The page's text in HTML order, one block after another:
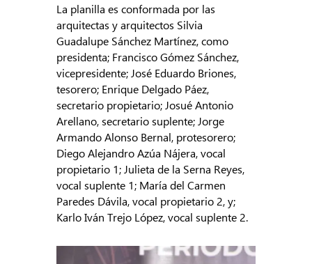
La planilla es conformada por las
arquitectas y arquitectos Silvia
Guadalupe Sánchez Martínez, como
presidenta; Francisco Gómez Sánchez,
vicepresidente; José Eduardo Briones,
tesorero; Enrique Delgado Páez,
secretario propietario; Josué Antonio
Arellano, secretario suplente; Jorge
Armando Alonso Bernal, protesorero;
Diego Alejandro Azúa Nájera, vocal
propietario 1; Julieta de la Serna Reyes,
vocal suplente 1; María del Carmen
Paredes Dávila, vocal propietario 2, y;
Karlo Iván Trejo López, vocal suplente 2.